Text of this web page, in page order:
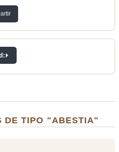
DE TIPO "ABESTIA"